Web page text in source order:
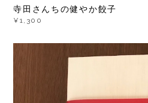
寺田さんちの健やか餃子
¥1,300